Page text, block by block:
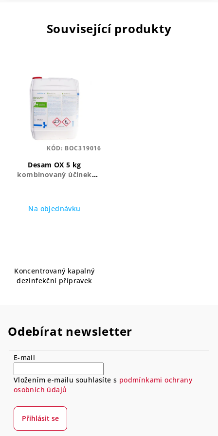
Související produkty
Desam OX 5 kg
kombinovaný účinek
Na objednávku
Koncentrovaný kapalný
dezinfekční přípravek
KÓD: BOC319016
Odebírat newsletter
E-mail
Vložením e-mailu souhlasíte s podmínkami ochrany
osobních údajů
Přihlásit se